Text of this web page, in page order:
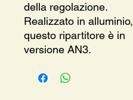
della regolazione.
Realizzato in alluminio,
questo ripartitore è in
versione AN3.